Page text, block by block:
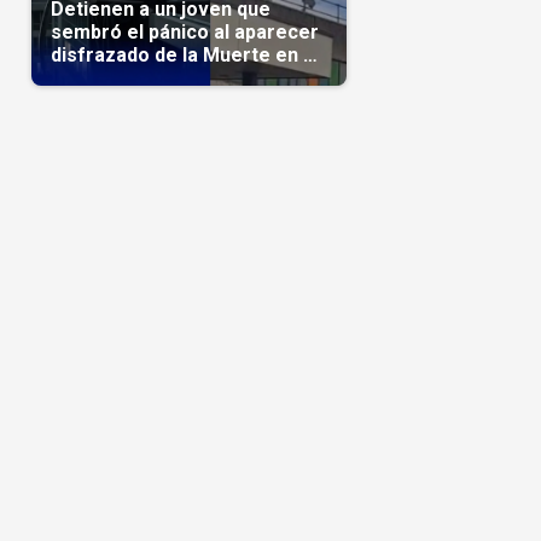
Detienen a un joven que
sembró el pánico al aparecer
disfrazado de la Muerte en un